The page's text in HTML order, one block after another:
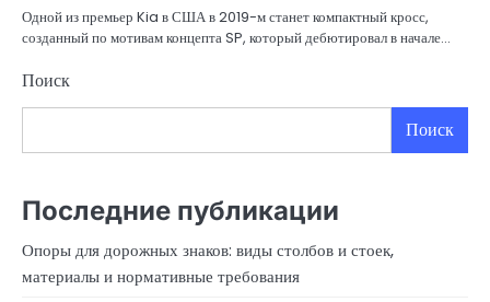
Одной из премьер Kia в США в 2019-м станет компактный кросс,
созданный по мотивам концепта SP, который дебютировал в начале…
Поиск
Поиск
Последние публикации
Опоры для дорожных знаков: виды столбов и стоек,
материалы и нормативные требования